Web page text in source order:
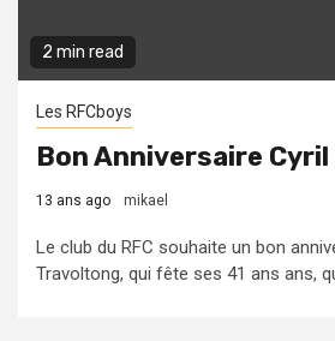
2 min read
Les RFCboys
Bon Anniversaire Cyril
13 ans ago mikael
Le club du RFC souhaite un bon
Travoltong, qui fête ses 41 ans ans,